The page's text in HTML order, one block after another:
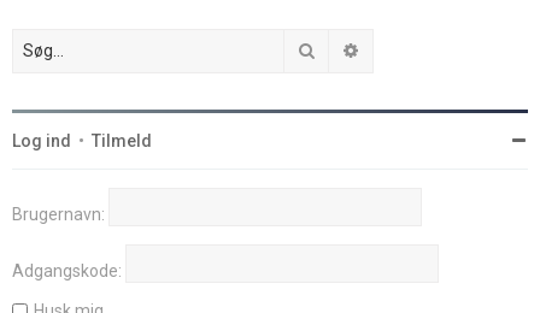
Søg
Log ind • Tilmeld
Brugernavn:
Adgangskode: